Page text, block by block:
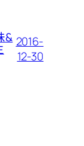
& 2016-
12-30